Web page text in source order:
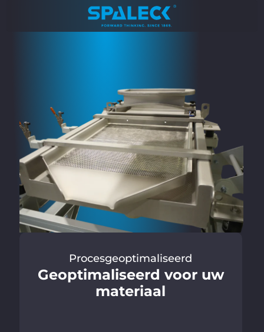
Procesgeoptimaliseerd
Geoptimaliseerd voor uw
materiaal